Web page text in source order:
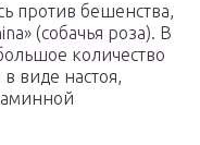
против бешенства,
(собачья роза). В
количество
виде настоя,